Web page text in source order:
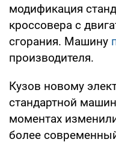
модификация
кроссовера с
сгорания. Машину
производителя.
Кузов новому
стандартной
моментах
более